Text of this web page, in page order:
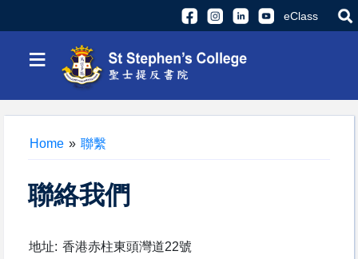
eClass
≡
Home » 聯繫
聯絡我們
地址: 香港赤柱東頭灣道22號